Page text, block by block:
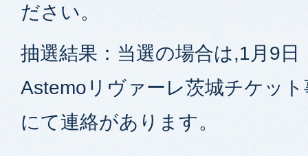
ださい。
抽選結果：当選の場合は,1月9日
Astemoリヴァーレ茨城チケッ
にて連絡があります。